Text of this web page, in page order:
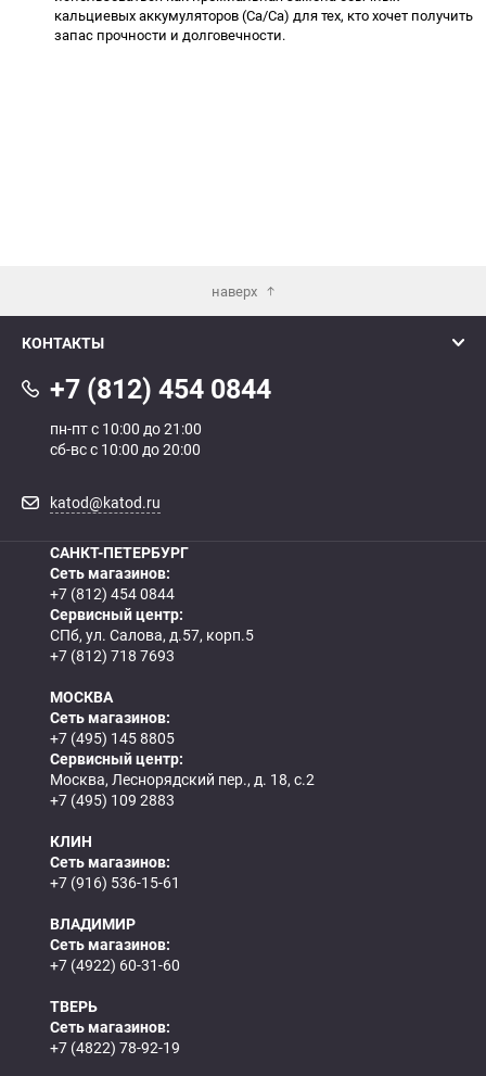
кальциевых аккумуляторов (Ca/Ca) для тех, кто хочет получить
запас прочности и долговечности.
наверх
КОНТАКТЫ
+7 (812) 454 0844
пн-пт с 10:00 до 21:00
сб-вс с 10:00 до 20:00
katod@katod.ru
САНКТ-ПЕТЕРБУРГ
Сеть магазинов:
+7 (812) 454 0844
Сервисный центр:
СПб, ул. Салова, д.57, корп.5
+7 (812) 718 7693
МОСКВА
Сеть магазинов:
+7 (495) 145 8805
Сервисный центр:
Москва, Леснорядский пер., д. 18, с.2
+7 (495) 109 2883
КЛИН
Сеть магазинов:
+7 (916) 536-15-61
ВЛАДИМИР
Сеть магазинов:
+7 (4922) 60-31-60
ТВЕРЬ
Сеть магазинов:
+7 (4822) 78-92-19